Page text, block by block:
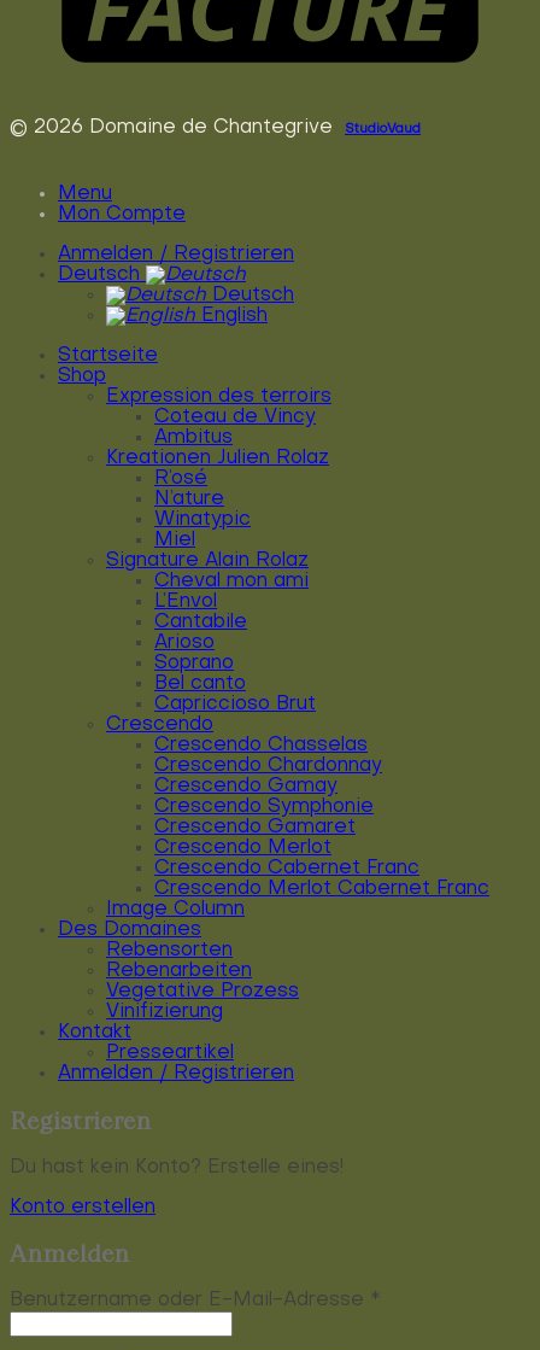
© 2026 Domaine de Chantegrive StudioVaud
Menu
Mon Compte
Anmelden / Registrieren
Deutsch
Deutsch
English
Startseite
Shop
Expression des terroirs
Coteau de Vincy
Ambitus
Kreationen Julien Rolaz
R’osé
N’ature
Winatypic
Miel
Signature Alain Rolaz
Cheval mon ami
L’Envol
Cantabile
Arioso
Soprano
Bel canto
Capriccioso Brut
Crescendo
Crescendo Chasselas
Crescendo Chardonnay
Crescendo Gamay
Crescendo Symphonie
Crescendo Gamaret
Crescendo Merlot
Crescendo Cabernet Franc
Crescendo Merlot Cabernet Franc
Image Column
Des Domaines
Rebensorten
Rebenarbeiten
Vegetative Prozess
Vinifizierung
Kontakt
Presseartikel
Anmelden / Registrieren
Registrieren
Du hast kein Konto? Erstelle eines!
Konto erstellen
Anmelden
Benutzername oder E-Mail-Adresse *